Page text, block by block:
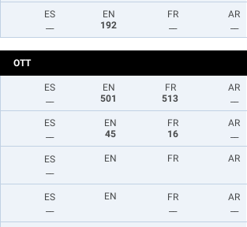
AR
FR
EN
192
ES
OTT
AR
FR
513
EN
501
ES
AR
FR
16
EN
45
ES
AR
FR
EN
ES
AR
FR
EN
ES